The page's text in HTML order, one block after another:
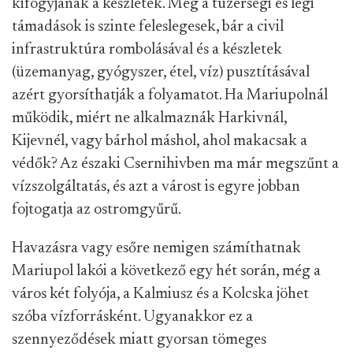
kifogyjanak a készletek. Még a tüzérségi és légi
támadások is szinte feleslegesek, bár a civil
infrastruktúra rombolásával és a készletek
(üzemanyag, gyógyszer, étel, víz) pusztításával
azért gyorsíthatják a folyamatot. Ha Mariupolnál
működik, miért ne alkalmaznák Harkivnál,
Kijevnél, vagy bárhol máshol, ahol makacsak a
védők? Az északi Csernihivben ma már megszűnt a
vízszolgáltatás, és azt a várost is egyre jobban
fojtogatja az ostromgyűrű.
Havazásra vagy esőre nemigen számíthatnak
Mariupol lakói a következő egy hét során, még a
város két folyója, a Kalmiusz és a Kolcska jöhet
szóba vízforrásként. Ugyanakkor ez a
szennyeződések miatt gyorsan tömeges